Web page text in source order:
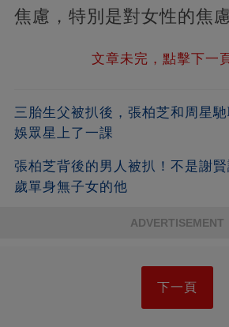
焦慮，特別是對女性的焦慮
文章未完，點擊下一
三胎生父被扒後，張柏芝和周星
娛眾星上了一課
張柏芝背後的男人被扒！不是謝
歲單身無子女的他
ADVERTISEMENT
下一頁